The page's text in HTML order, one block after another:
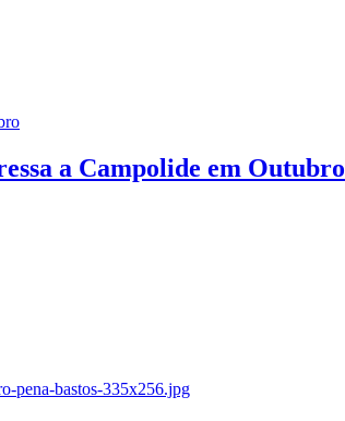
a Campolide em Outubro
pena-bastos-335x256.jpg